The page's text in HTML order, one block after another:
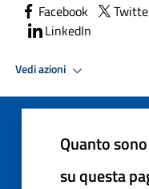
Facebook
LinkedIn
Vedi azioni
Quanto
su questa